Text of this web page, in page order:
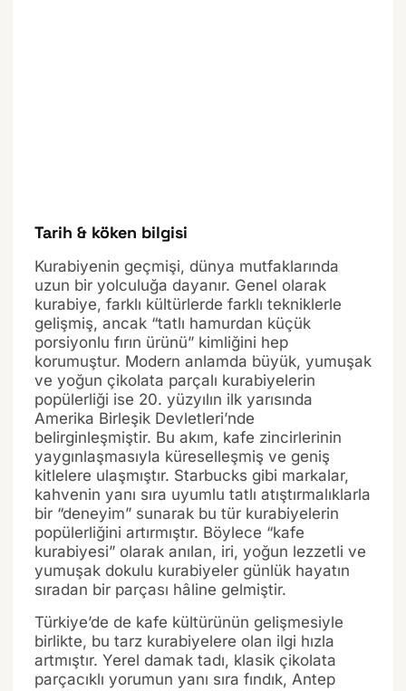
Tarih & köken bilgisi
Kurabiyenin geçmişi, dünya mutfaklarında
uzun bir yolculuğa dayanır. Genel olarak
kurabiye, farklı kültürlerde farklı tekniklerle
gelişmiş, ancak “tatlı hamurdan küçük
porsiyonlu fırın ürünü” kimliğini hep
korumuştur. Modern anlamda büyük, yumuşak
ve yoğun çikolata parçalı kurabiyelerin
popülerliği ise 20. yüzyılın ilk yarısında
Amerika Birleşik Devletleri’nde
belirginleşmiştir. Bu akım, kafe zincirlerinin
yaygınlaşmasıyla küreselleşmiş ve geniş
kitlelere ulaşmıştır. Starbucks gibi markalar,
kahvenin yanı sıra uyumlu tatlı atıştırmalıklarla
bir “deneyim” sunarak bu tür kurabiyelerin
popülerliğini artırmıştır. Böylece “kafe
kurabiyesi” olarak anılan, iri, yoğun lezzetli ve
yumuşak dokulu kurabiyeler günlük hayatın
sıradan bir parçası hâline gelmiştir.
Türkiye’de de kafe kültürünün gelişmesiyle
birlikte, bu tarz kurabiyelere olan ilgi hızla
artmıştır. Yerel damak tadı, klasik çikolata
parçacıklı yorumun yanı sıra fındık, Antep